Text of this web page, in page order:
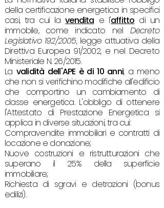
della certificazione energetica in specifici
casi, tra cui lavendita e l'affitto di un
immobile, come indicato nel Decreto
Legislativo 192/2005, legge attuativa della
Direttiva Europea 91/2002, e nel Decreto
Ministeriale N. 26/2015.
La validità dell'APE è di 10 anni, a meno
che non si verifichino modifiche all'edificio
che comportino un cambiamento di
classe energetica. L'obbligo di ottenere
l'Attestato di Prestazione Energetica si
applica in diverse situazioni, tra cui:
Compravendite immobiliari e contratti di
locazione e donazione;
Nuove costruzioni e ristrutturazioni che
superano il 25% della superficie
immobiliare;
Richiesta di sgravi e detrazioni (bonus
edilizi).